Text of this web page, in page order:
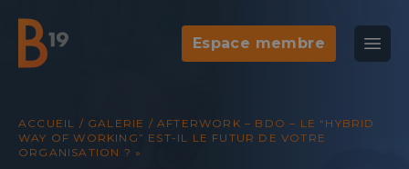
National Business Club & Networking
Espace membre
ACCUEIL / GALERIE /AFTERWORK – BDO – LE “HYBRID
WAY OF WORKING” EST-IL LE FUTUR DE VOTRE
ORGANISATION ? »